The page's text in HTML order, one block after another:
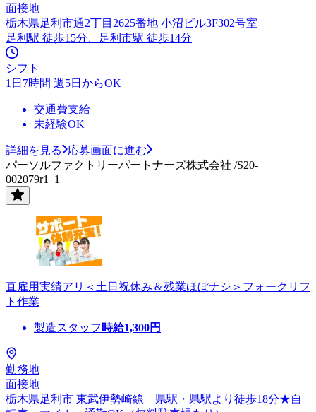
面接地
栃木県足利市通2丁目2625番地 小沼ビル3F302号室
足利駅 徒歩15分、足利市駅 徒歩14分
シフト
1日7時間 週5日からOK
交通費支給
未経験OK
詳細を見る
応募画面に進む
パーソルファクトリーパートナーズ株式会社 /S20-
002079r1_1
直雇用実績アリ＜土日祝休み＆残業ほぼナシ＞フォークリフ
ト作業
製造スタッフ 時給1,300円
勤務地
面接地
栃木県足利市 東武伊勢崎線 県駅・県駅より徒歩18分★自